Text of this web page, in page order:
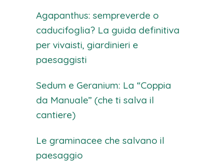
Agapanthus: sempreverde o
caducifoglia? La guida definitiva
per vivaisti, giardinieri e
paesaggisti
Sedum e Geranium: La “Coppia
da Manuale” (che ti salva il
cantiere)
Le graminacee che salvano il
paesaggio